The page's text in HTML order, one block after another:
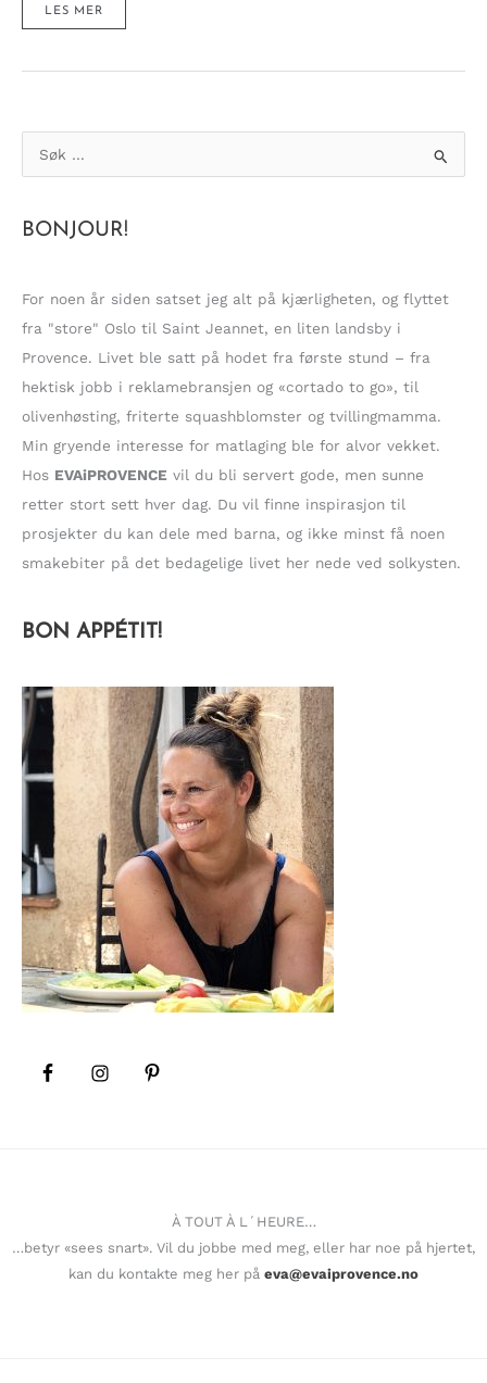
HIPP
HURRA!
NY
LES MER
ø
e
t
e
r
:
BONJOUR!
For noen år siden satset jeg alt på kjærligheten, og flyttet
fra "store" Oslo til Saint Jeannet, en liten landsby i
Provence. Livet ble satt på hodet fra første stund – fra
hektisk jobb i reklamebransjen og «cortado to go», til
olivenhøsting, friterte squashblomster og tvillingmamma.
Min gryende interesse for matlaging ble for alvor vekket.
Hos EVAiPROVENCE vil du bli servert gode, men sunne
retter stort sett hver dag. Du vil finne inspirasjon til
prosjekter du kan dele med barna, og ikke minst få noen
smakebiter på det bedagelige livet her nede ved solkysten.
BON APPÉTIT!
À TOUT À L´HEURE…
…betyr «sees snart». Vil du jobbe med meg, eller har noe på hjertet,
kan du kontakte meg her på eva@evaiprovence.no